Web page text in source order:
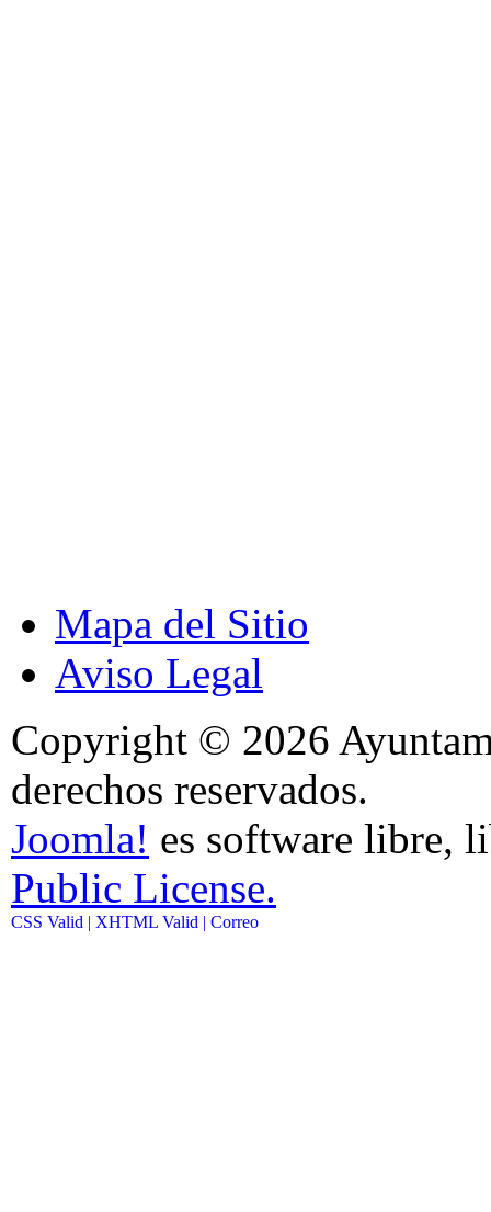
Mapa del Sitio
Aviso Legal
Copyright © 2026
derechos reservados.
Joomla! es software libre,
Public License.
CSS Valid | XHTML Valid | Correo